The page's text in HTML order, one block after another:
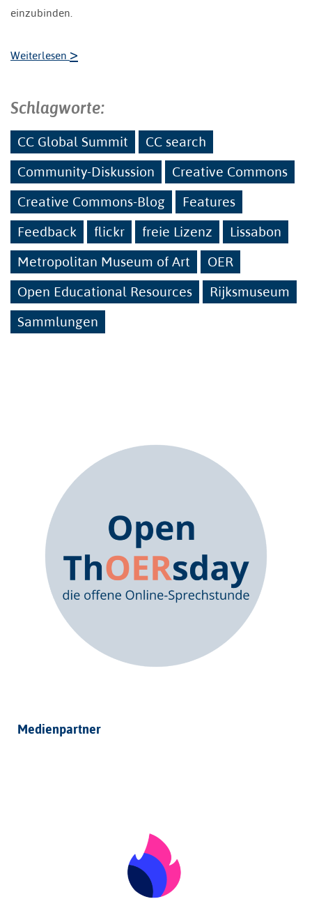
einzubinden.
Weiterlesen >
Schlagworte:
CC Global Summit
CC search
Community-Diskussion
Creative Commons
Creative Commons-Blog
Features
Feedback
flickr freie Lizenz
Lissabon
Metropolitan Museum of Art
OER
Open Educational Resources
Rijksmuseum
Sammlungen
Medienpartner